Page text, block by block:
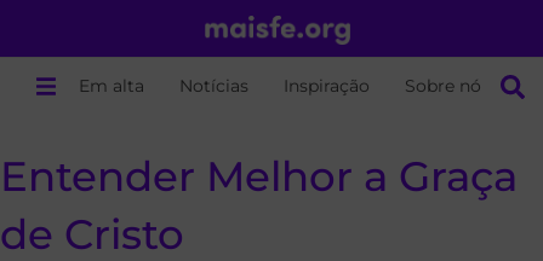
Em alta Notícias Inspiração Sobre nós
Entender Melhor a Graça
de Cristo